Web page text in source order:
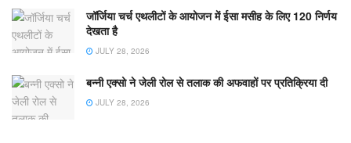
जॉर्जिया चर्च एथलीटों के आयोजन में ईसा मसीह के लिए 120 निर्णय
देखता है
JULY 28, 2026
बन्नी एक्सो ने जेली रोल से तलाक की अफवाहों पर प्रतिक्रिया दी
JULY 28, 2026